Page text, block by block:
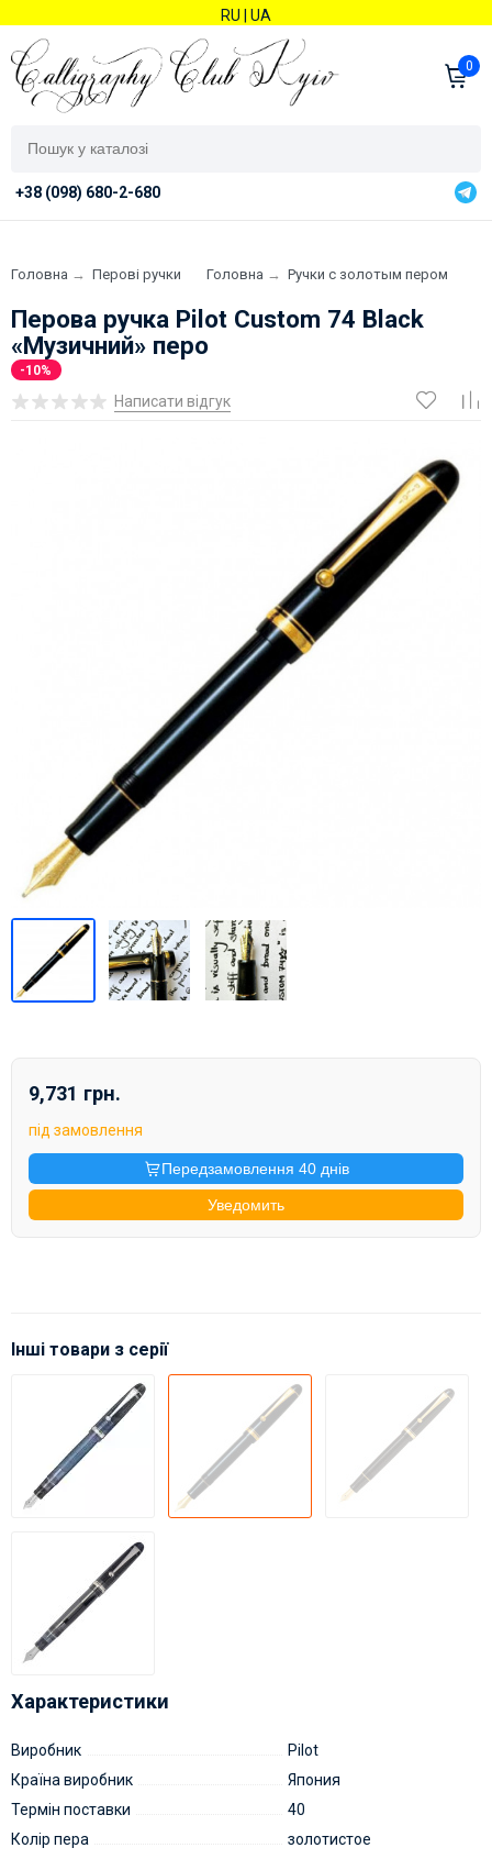
RU UA
0
+38 (098) 680-2-680
Головна → Перові ручки Ручки с золотым пером
Головна →
Перова ручка Pilot Custom 74 Black
«Музичний» перо
-10%
Написати відгук
9,731 грн.
під замовлення
Передзамовлення 40 днів
Уведомить
Інші товари з серії
Характеристики
Виробник
Pilot
Країна виробник
Япония
Термін поставки
40
Колір пера
золотистое